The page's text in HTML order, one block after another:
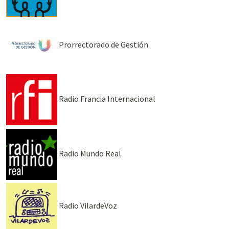
Prorrectorado de Gestión
Radio Francia Internacional
Radio Mundo Real
Radio VilardeVoz